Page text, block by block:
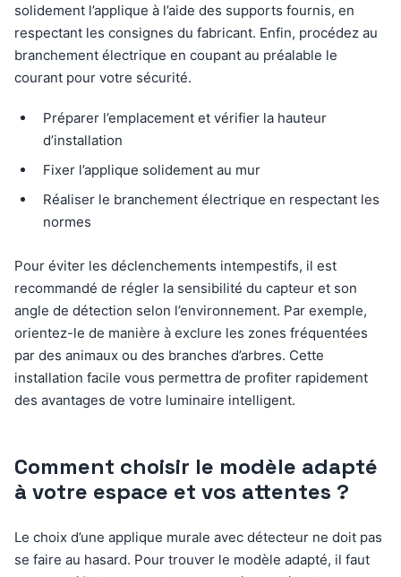
solidement l’applique à l’aide des supports fournis, en
respectant les consignes du fabricant. Enfin, procédez au
branchement électrique en coupant au préalable le
courant pour votre sécurité.
Préparer l’emplacement et vérifier la hauteur
d’installation
Fixer l’applique solidement au mur
Réaliser le branchement électrique en respectant les
normes
Pour éviter les déclenchements intempestifs, il est
recommandé de régler la sensibilité du capteur et son
angle de détection selon l’environnement. Par exemple,
orientez-le de manière à exclure les zones fréquentées
par des animaux ou des branches d’arbres. Cette
installation facile vous permettra de profiter rapidement
des avantages de votre luminaire intelligent.
Comment choisir le modèle adapté
à votre espace et vos attentes ?
Le choix d’une applique murale avec détecteur ne doit pas
se faire au hasard. Pour trouver le modèle adapté, il faut